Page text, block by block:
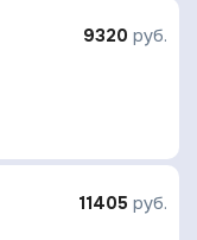
9320 руб.
11405 руб.